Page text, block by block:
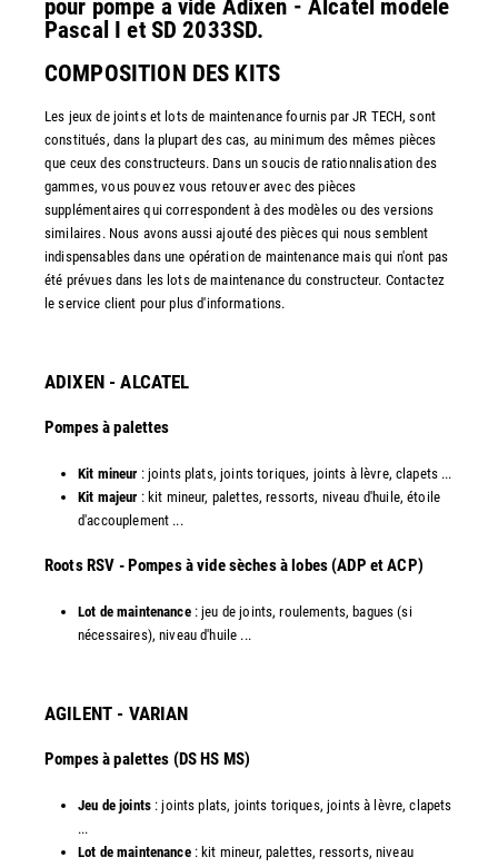
pour pompe à vide Adixen - Alcatel modèle
Pascal I et SD 2033SD.
COMPOSITION DES KITS
Les jeux de joints et lots de maintenance fournis par JR TECH, sont
constitués, dans la plupart des cas, au minimum des mêmes pièces
que ceux des constructeurs. Dans un soucis de rationnalisation des
gammes, vous pouvez vous retouver avec des pièces
supplémentaires qui correspondent à des modèles ou des versions
similaires. Nous avons aussi ajouté des pièces qui nous semblent
indispensables dans une opération de maintenance mais qui n'ont pas
été prévues dans les lots de maintenance du constructeur. Contactez
le service client pour plus d'informations.
ADIXEN - ALCATEL
Pompes à palettes
Kit mineur : joints plats, joints toriques, joints à lèvre, clapets ...
Kit majeur : kit mineur, palettes, ressorts, niveau d'huile, étoile
d'accouplement ...​
​Roots RSV - Pompes à vide sèches à lobes (ADP et ACP)
Lot de maintenance: jeu de joints, roulements, bagues (si
nécessaires), niveau d'huile ...​
AGILENT - VARIAN
Pompes à palettes (DS HS MS)
Jeu de joints : joints plats, joints toriques, joints à lèvre, clapets
...
Lot de maintenance: kit mineur, palettes, ressorts, niveau